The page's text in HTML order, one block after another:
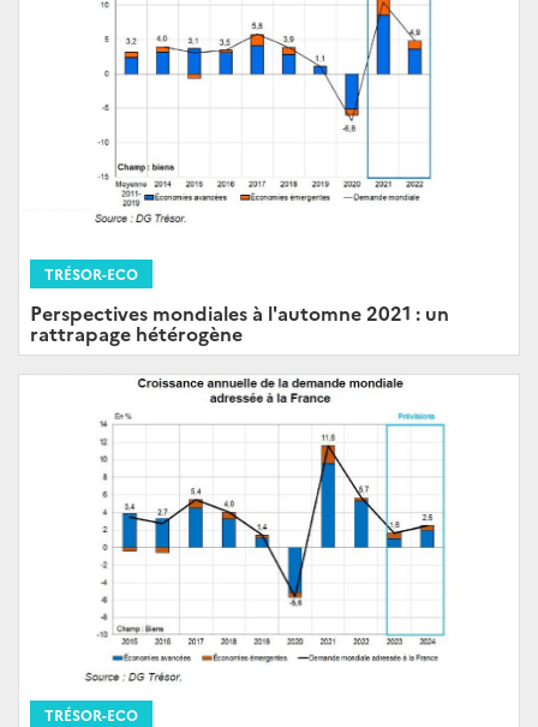
TRÉSOR-ECO
Perspectives mondiales à l'automne 2021 : un
rattrapage hétérogène
TRÉSOR-ECO